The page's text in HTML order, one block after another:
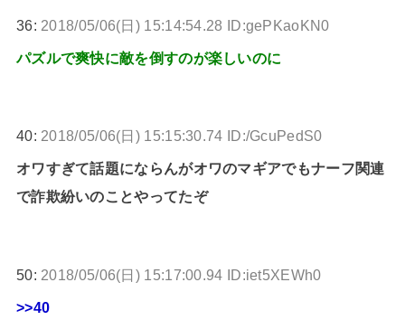
36: 2018/05/06(日) 15:14:54.28 ID:gePKaoKN0
パズルで爽快に敵を倒すのが楽しいのに
40: 2018/05/06(日) 15:15:30.74 ID:/GcuPedS0
オワすぎて話題にならんがオワのマギアでもナーフ関連
で詐欺紛いのことやってたぞ
50: 2018/05/06(日) 15:17:00.94 ID:iet5XEWh0
>>40